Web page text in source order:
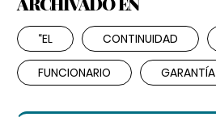
“EL CONTINUIDAD
FUNCIONARIO GARANTÍA